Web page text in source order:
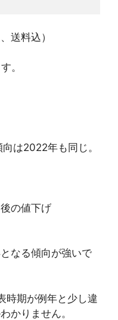
送料込）
。
は2022年も同じ。
の値下げ
なる傾向が強いで
時期が例年と少し違
かりません。